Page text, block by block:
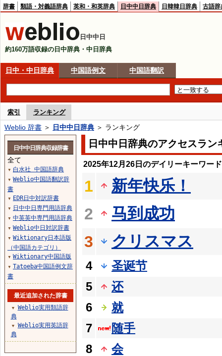
辞書 類語・対義語辞典 英和・和英辞典 日中中日辞典 日韓韓日辞典 古語辞
日中中日
約160万語収録の日中辞典・中日辞典
日中・中日辞典 中国語例文 中国語翻訳
索引 ランキング
Weblio 辞書 ＞ 日中中日辞典 ＞ ランキング
日中中日辞典のアクセスラン
2025年12月26日のデイリーキーワー
1
新年快乐！
2
马到成功
3
クリスマス
4
圣诞节
5
还
6
就
7
随手
8
会
日中中日辞典収録辞書
全て
▼ 白水社 中国語辞典
▼ Weblio中国語翻訳辞
書
▼ EDR日中対訳辞書
▼ 日中中日専門用語辞典
▼ 中英英中専門用語辞典
▼ Weblio中日対訳辞書
▼ Wiktionary日本語版
（中国語カテゴリ）
▼ Wiktionary中国語版
▼ Tatoeba中国語例文辞
書
最近追加された辞書
▼
Weblio実用類語辞
典
▼
Weblio実用英語辞
典